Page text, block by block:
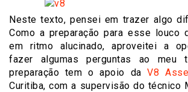
Neste texto, pensei em trazer algo
Como a preparação para esse louco
em ritmo alucinado, aproveitei a
fazer algumas perguntas ao meu
preparação tem o apoio daV8
Curitiba, com a supervisão do técnico